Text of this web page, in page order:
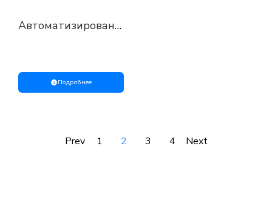
Автоматизированный
ТТ.441439.251
Подробнее
Prev 1 2 3 4 Next